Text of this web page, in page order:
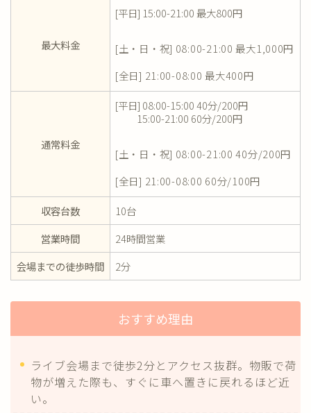
最大料金
[平日] 15:00-21:00 最大800円
[土・日・祝] 08:00-21:00 最大1,000円
[全日] 21:00-08:00 最大400円
通常料金
[平日] 08:00-15:00 40分/200円
15:00-21:00 60分/200円
[土・日・祝] 08:00-21:00 40分/200円
[全日] 21:00-08:00 60分/100円
収容台数
10台
営業時間
24時間営業
会場までの徒歩時間
2分
おすすめ理由
ライブ会場まで徒歩2分とアクセス抜群。物販で荷
物が増えた際も、すぐに車へ置きに戻れるほど近
い。